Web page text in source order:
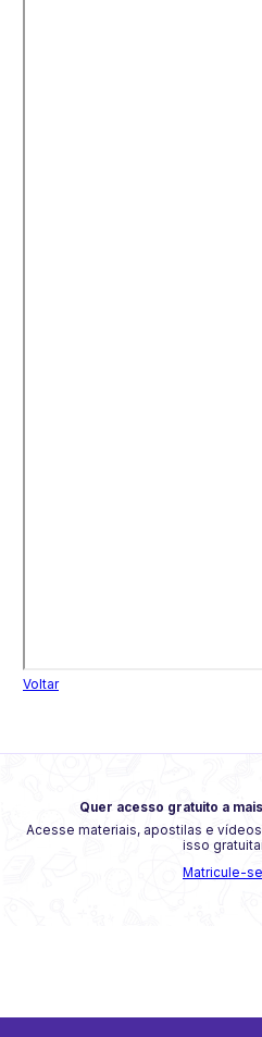
Voltar
Quer acesso gratuito a
Acesse materiais, apostilas e
isso
Matricule-